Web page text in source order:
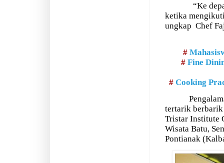
“Ke
ketika
ungkap Chef
#
# Fine
#Cooking
tertarik berbarik
Tristar Institute
Wisata Batu,
Pontianak